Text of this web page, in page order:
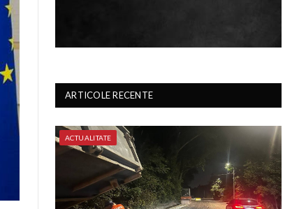
ARTICOLE RECENTE
ACTUALITATE